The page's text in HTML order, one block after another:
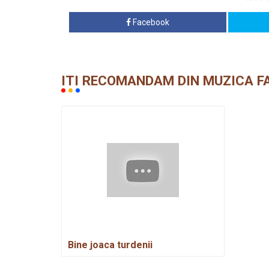
Facebook
ITI RECOMANDAM DIN MUZICA
Bine joaca turdenii